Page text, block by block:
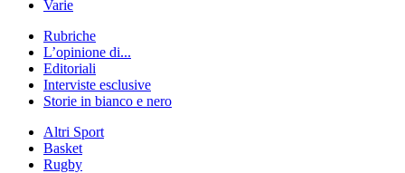
Varie
Rubriche
L’opinione di...
Editoriali
Interviste esclusive
Storie in bianco e nero
Altri Sport
Basket
Rugby